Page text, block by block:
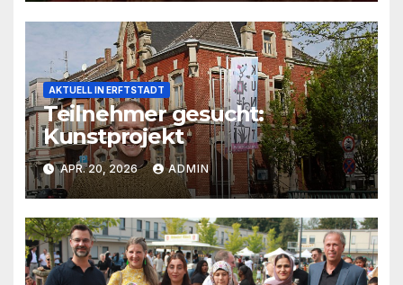
AKTUELL IN ERFTSTADT
Teilnehmer gesucht:
Kunstprojekt
APR. 20, 2026 ADMIN